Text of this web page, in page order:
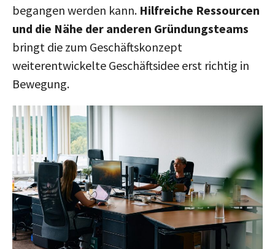
begangen werden kann. Hilfreiche Ressourcen
und die Nähe der anderen Gründungsteams
bringt die zum Geschäftskonzept
weiterentwickelte Geschäftsidee erst richtig in
Bewegung.